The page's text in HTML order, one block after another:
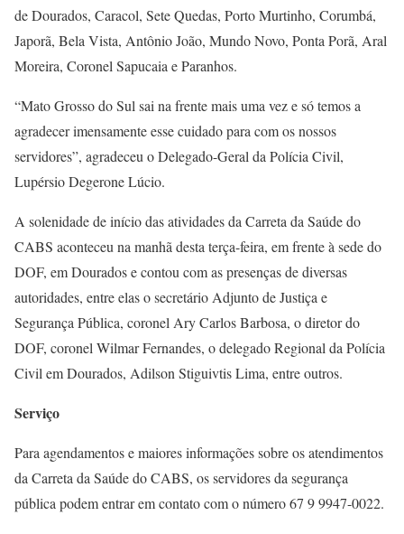
de Dourados, Caracol, Sete Quedas, Porto Murtinho, Corumbá,
Japorã, Bela Vista, Antônio João, Mundo Novo, Ponta Porã, Aral
Moreira, Coronel Sapucaia e Paranhos.
“Mato Grosso do Sul sai na frente mais uma vez e só temos a
agradecer imensamente esse cuidado para com os nossos
servidores”, agradeceu o Delegado-Geral da Polícia Civil,
Lupérsio Degerone Lúcio.
A solenidade de início das atividades da Carreta da Saúde do
CABS aconteceu na manhã desta terça-feira, em frente à sede do
DOF, em Dourados e contou com as presenças de diversas
autoridades, entre elas o secretário Adjunto de Justiça e
Segurança Pública, coronel Ary Carlos Barbosa, o diretor do
DOF, coronel Wilmar Fernandes, o delegado Regional da Polícia
Civil em Dourados, Adilson Stiguivtis Lima, entre outros.
Serviço
Para agendamentos e maiores informações sobre os atendimentos
da Carreta da Saúde do CABS, os servidores da segurança
pública podem entrar em contato com o número 67 9 9947-0022.